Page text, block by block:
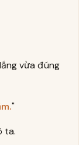
vừa đúng
"
ta.